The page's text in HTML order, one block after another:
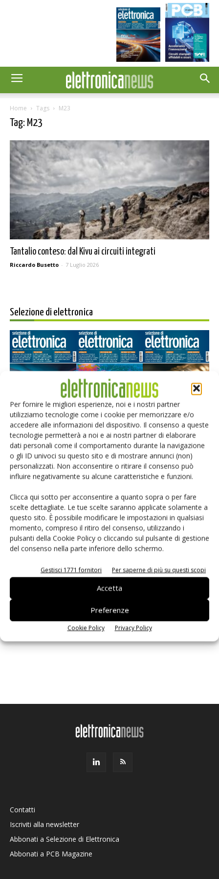
Per fornire le migliori esperienze, noi e i nostri partner
utilizziamo tecnologie come i cookie per memorizzare e/o
accedere alle informazioni del dispositivo. Il consenso a queste
tecnologie permetterà a noi e ai nostri partner di elaborare
dati personali come il comportamento durante la navigazione
o gli ID univoci su questo sito e di mostrare annunci (non)
personalizzati. Non acconsentire o ritirare il consenso può
influire negativamente su alcune caratteristiche e funzioni.
Clicca qui sotto per acconsentire a quanto sopra o per fare
scelte dettagliate. Le tue scelte saranno applicate solamente a
questo sito. È possibile modificare le impostazioni in qualsiasi
momento, compreso il ritiro del consenso, utilizzando i
pulsanti della Cookie Policy o cliccando sul pulsante di gestione
del consenso nella parte inferiore dello schermo.
Gestisci 1771 fornitori Per saperne di più su questi scopi
Accetta
Preferenze
Cookie Policy Privacy Policy
Home Tags M23
Tag: M23
Tantalio conteso: dal Kivu ai circuiti integrati
Riccardo Busetto - 7 Luglio 2026
Selezione di elettronica
Edicola web
PCB Magazine
Edicola web
ISCRIVITI ALLA NEWSLETTER
Contatti
Iscriviti alla newsletter
Abbonati a Selezione di Elettronica
Abbonati a PCB Magazine